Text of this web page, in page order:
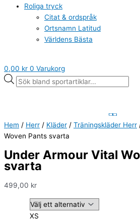
Roliga tryck
Citat & ordspråk
Ortsnamn Latitud
Världens Bästa
0,00 kr 0 Varukorg
Hem / Herr / Kläder / Träningskläder Herr
Woven Pants svarta
Under Armour Vital
svarta
499,00 kr
XS